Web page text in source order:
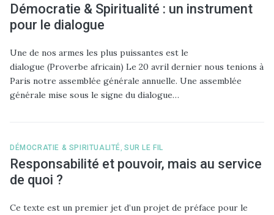
Démocratie & Spiritualité : un instrument
pour le dialogue
Une de nos armes les plus puissantes est le
dialogue (Proverbe africain) Le 20 avril dernier nous tenions à
Paris notre assemblée générale annuelle. Une assemblée
générale mise sous le signe du dialogue…
DÉMOCRATIE & SPIRITUALITÉ SUR LE FIL
Responsabilité et pouvoir, mais au service
de quoi ?
Ce texte est un premier jet d’un projet de préface pour le